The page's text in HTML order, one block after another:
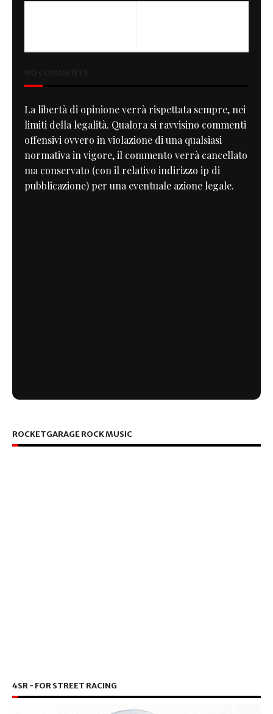
La libertà di opinione verrà rispettata sempre, nei
limiti della legalità. Qualora si ravvisino commenti
offensivi ovvero in violazione di una qualsiasi
normativa in vigore, il commento verrà cancellato
ma conservato (con il relativo indirizzo ip di
pubblicazione) per una eventuale azione legale.
ROCKETGARAGE ROCK MUSIC
4SR - FOR STREET RACING